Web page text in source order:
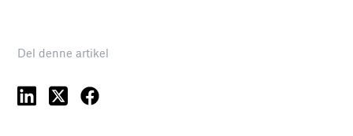
Del denne artikel